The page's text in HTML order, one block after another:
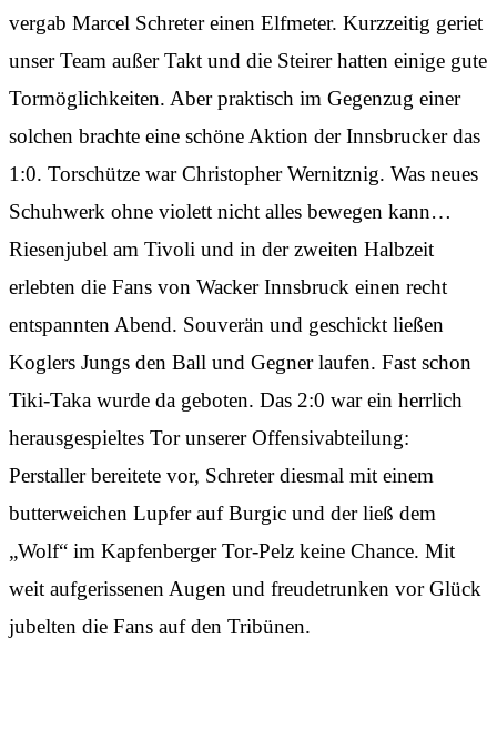
vergab Marcel Schreter einen Elfmeter. Kurzzeitig geriet
unser Team außer Takt und die Steirer hatten einige gute
Tormöglichkeiten. Aber praktisch im Gegenzug einer
solchen brachte eine schöne Aktion der Innsbrucker das
1:0. Torschütze war Christopher Wernitznig. Was neues
Schuhwerk ohne violett nicht alles bewegen kann…
Riesenjubel am Tivoli und in der zweiten Halbzeit
erlebten die Fans von Wacker Innsbruck einen recht
entspannten Abend. Souverän und geschickt ließen
Koglers Jungs den Ball und Gegner laufen. Fast schon
Tiki-Taka wurde da geboten. Das 2:0 war ein herrlich
herausgespieltes Tor unserer Offensivabteilung:
Perstaller bereitete vor, Schreter diesmal mit einem
butterweichen Lupfer auf Burgic und der ließ dem
„Wolf“ im Kapfenberger Tor-Pelz keine Chance. Mit
weit aufgerissenen Augen und freudetrunken vor Glück
jubelten die Fans auf den Tribünen.